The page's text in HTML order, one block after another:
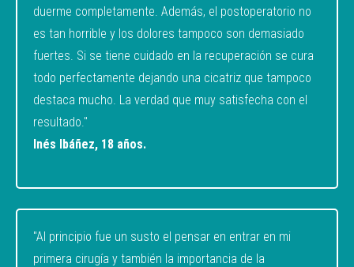
duerme completamente. Además, el postoperatorio no
es tan horrible y los dolores tampoco son demasiado
fuertes. Si se tiene cuidado en la recuperación se cura
todo perfectamente dejando una cicatriz que tampoco
destaca mucho. La verdad que muy satisfecha con el
resultado."
Inés Ibáñez, 18 años.
"Al principio fue un susto el pensar en entrar en mi
primera cirugía y también la importancia de la